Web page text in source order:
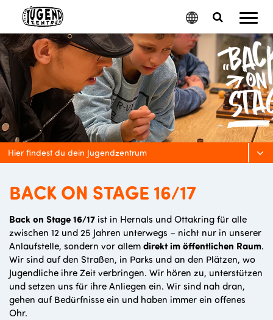
Menu
Toggle
Search
Google
Translate
Hier findest du dein Jugendzentrum
BACK ON STAGE 16/17
Back on Stage 16/17 ist in Hernals und Ottakring für alle
zwischen 12 und 25 Jahren unterwegs – nicht nur in unserer
Anlaufstelle, sondern vor allemdirekt im öffentlichen Raum.
Wir sind auf den Straßen, in Parks und an den Plätzen, wo
Jugendliche ihre Zeit verbringen. Wir hören zu, unterstützen
und setzen uns für ihre Anliegen ein. Wir sind nah dran,
gehen auf Bedürfnisse ein und haben immer ein offenes
Ohr.